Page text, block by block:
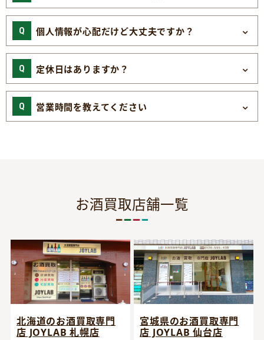
個人情報が心配だけど大丈夫ですか？
定休日はありますか？
営業時間を教えてください
お酒買取店舗一覧
北海道のお酒買取専門
店 JOYLAB 札幌店
宮城県のお酒買取専門
店 JOYLAB 仙台店